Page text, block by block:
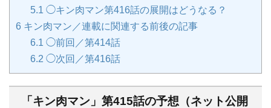
5.1 ◯キン肉マン第416話の展開はどうなる？
6 キン肉マン／連載に関連する前後の記事
6.1 ◯前回／第414話
6.2 ◯次回／第416話
「キン肉マン」第415話の予想（ネット公開